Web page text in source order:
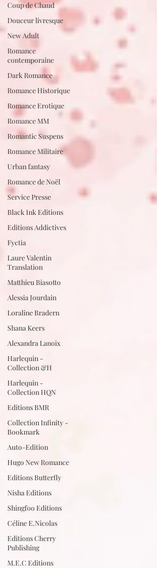
Coup de Chaud
Douceur livresque
New Adult
Romance
contemporaine
Dark Romance
Romance Historique
Romance Erotique
Romance MM
Romantic Suspens
Romance Militaire
Urban fantasy
Romance de Noël
Service Presse
Black Ink Editions
Editions Addictives
Fyctia
Laure Valentin
Translation
Matthieu Biasotto
Alessia Jourdain
Loraline Bradern
Shana Keers
Alexandra Lanoix
Harlequin -
Collection &H
Harlequin -
Collection HQN
Editions BMR
Collection Infinity -
Bookmark
Auto-Edition
Hugo New Romance
Editions Butterfly
Nisha Editions
Shingfoo Editions
Céline E.Nicolas
Editions Cherry
Publishing
M.E.C Editions